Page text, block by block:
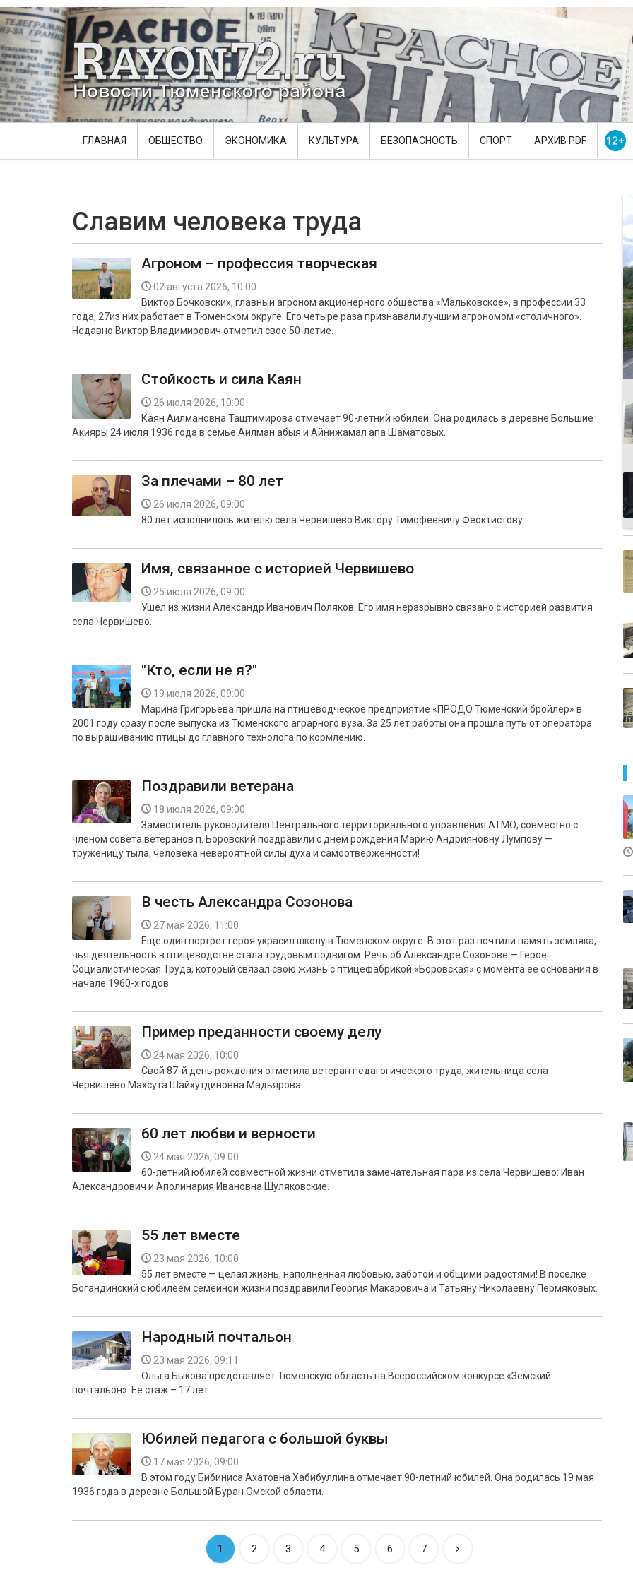
ГЛАВНАЯ ОБЩЕСТВО ЭКОНОМИКА КУЛЬТУРА БЕЗОПАСНОСТЬ СПОРТ АРХИВ PDF
Славим человека труда
Агроном – профессия творческая
02 августа 2026, 10:00
Виктор Бочковских, главный агроном акционерного общества «Мальковское», в профессии 33
года, 27из них работает в Тюменском округе. Его четыре раза признавали лучшим агрономом «столичного».
Недавно Виктор Владимирович отметил свое 50-летие.
Стойкость и сила Каян
26 июля 2026, 10:00
Каян Аилмановна Таштимирова отмечает 90-летний юбилей. Она родилась в деревне Большие
Акияры 24 июля 1936 года в семье Аилман абыя и Айнижамал апа Шаматовых.
За плечами – 80 лет
26 июля 2026, 09:00
80 лет исполнилось жителю села Червишево Виктору Тимофеевичу Феоктистову.
Имя, связанное с историей Червишево
25 июля 2026, 09:00
Ушел из жизни Александр Иванович Поляков. Его имя неразрывно связано с историей развития
села Червишево.
"Кто, если не я?"
19 июля 2026, 09:00
Марина Григорьева пришла на птицеводческое предприятие «ПРОДО Тюменский бройлер» в
2001 году сразу после выпуска из Тюменского аграрного вуза. За 25 лет работы она прошла путь от оператора
по выращиванию птицы до главного технолога по кормлению.
Поздравили ветерана
18 июля 2026, 09:00
Заместитель руководителя Центрального территориального управления АТМО, совместно с
членом совета ветеранов п. Боровский поздравили с днем рождения Марию Андрияновну Лумпову —
труженицу тыла, человека невероятной силы духа и самоотверженности!
В честь Александра Созонова
27 мая 2026, 11:00
Еще один портрет героя украсил школу в Тюменском округе. В этот раз почтили память земляка,
чья деятельность в птицеводстве стала трудовым подвигом. Речь об Александре Созонове — Герое
Социалистическая Труда, который связал свою жизнь с птицефабрикой «Боровская» с момента ее основания в
начале 1960-х годов.
Пример преданности своему делу
24 мая 2026, 10:00
Свой 87-й день рождения отметила ветеран педагогического труда, жительница села
Червишево Махсута Шайхутдиновна Мадьярова.
60 лет любви и верности
24 мая 2026, 09:00
60-летний юбилей совместной жизни отметила замечательная пара из села Червишево: Иван
Александрович и Аполинария Ивановна Шуляковские.
55 лет вместе
23 мая 2026, 10:00
55 лет вместе — целая жизнь, наполненная любовью, заботой и общими радостями! В поселке
Богандинский с юбилеем семейной жизни поздравили Георгия Макаровича и Татьяну Николаевну Пермяковых.
Народный почтальон
23 мая 2026, 09:11
Ольга Быкова представляет Тюменскую область на Всероссийском конкурсе «Земский
почтальон». Её стаж – 17 лет.
Юбилей педагога с большой буквы
17 мая 2026, 09:00
В этом году Бибиниса Ахатовна Хабибуллина отмечает 90-летний юбилей. Она родилась 19 мая
1936 года в деревне Большой Буран Омской области.
1 2 3 4 5 6 7